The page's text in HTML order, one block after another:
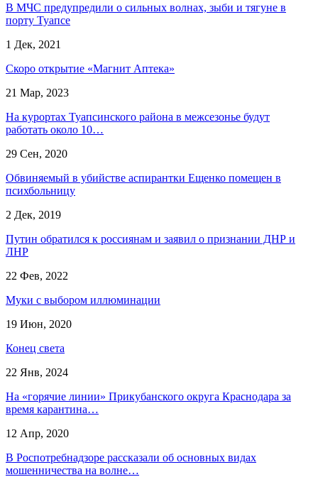
В МЧС предупредили о сильных волнах, зыби и тягуне в
порту Туапсе
1 Дек, 2021
Скоро открытие «Магнит Аптека»
21 Мар, 2023
На курортах Туапсинского района в межсезонье будут
работать около 10…
29 Сен, 2020
Обвиняемый в убийстве аспирантки Ещенко помещен в
психбольницу
2 Дек, 2019
Путин обратился к россиянам и заявил о признании ДНР и
ЛНР
22 Фев, 2022
Муки с выбором иллюминации
19 Июн, 2020
Конец света
22 Янв, 2024
На «горячие линии» Прикубанского округа Краснодара за
время карантина…
12 Апр, 2020
В Роспотребнадзоре рассказали об основных видах
мошенничества на волне…